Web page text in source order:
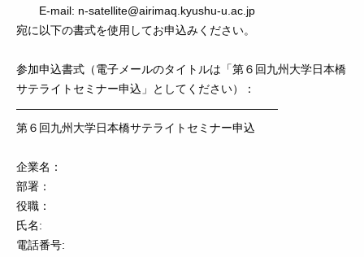
E-mail: n-satellite@airimaq.kyushu-u.ac.jp
宛に以下の書式を使用してお申込みください。
参加申込書式（電子メールのタイトルは「第６回九州大学日本橋
サテライトセミナー申込」としてください）：
———————————————————————
第６回九州大学日本橋サテライトセミナー申込
企業名：
部署：
役職：
氏名:
電話番号: